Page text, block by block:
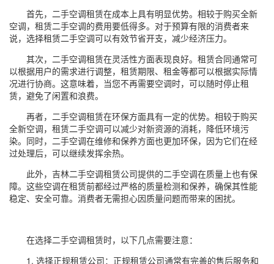
首先，二手空调租赁在成本上具有明显优势。相较于购买全新
空调，租赁二手空调的费用要低得多。对于预算有限的消费者来
说，选择租赁二手空调可以有效节省开支，减少经济压力。
其次，二手空调租赁在灵活性方面表现良好。租赁合同通常可
以根据用户的需求进行调整，租赁期限、租金等都可以根据实际情
况进行协商。这意味着，当您不再需要空调时，可以随时停止租
赁，避免了闲置和浪费。
再者，二手空调租赁在环保方面具有一定的优势。相较于购买
全新空调，租赁二手空调可以减少对新资源的消耗，降低环境污
染。同时，二手空调在维修和保养方面也更加环保，因为它们在经
过处理后，可以继续发挥余热。
此外，吉林二手空调租赁公司提供的二手空调在质量上也有保
障。这些空调在租赁前都经过严格的质量检测和保养，确保其性能
稳定、安全可靠。消费者无需担心因质量问题而带来的困扰。
在选择二手空调租赁时，以下几点需要注意：
1. 选择正规租赁公司：正规租赁公司通常有完善的售后服务和